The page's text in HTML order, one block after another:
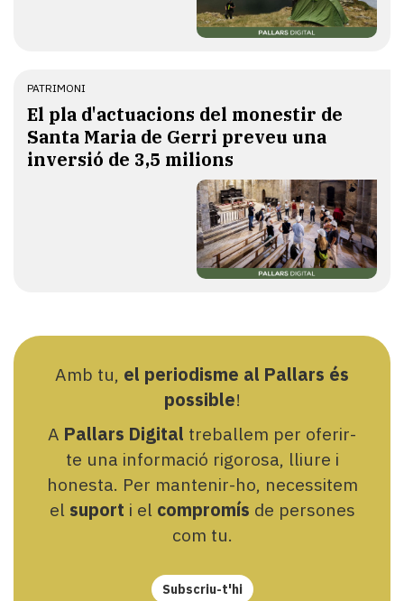
PATRIMONI
El pla d'actuacions del monestir de
Santa Maria de Gerri preveu una
inversió de 3,5 milions
Amb tu, el periodisme al Pallars és
possible!
A Pallars Digital treballem per oferir-
te una informació rigorosa, lliure i
honesta. Per mantenir-ho, necessitem
el suport i el compromís de persones
com tu.
Subscriu-t'hi